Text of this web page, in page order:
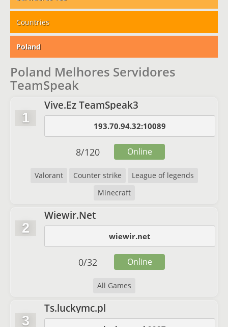
Countries
Poland
Poland Melhores Servidores
TeamSpeak
1
Vive.Ez TeamSpeak3
193.70.94.32:10089
Valorant Counter strike
League of legends
Minecraft
8/120 Online
2
Wiewir.Net
wiewir.net
All Games
0/32 Online
3
Ts.luckymc.pl